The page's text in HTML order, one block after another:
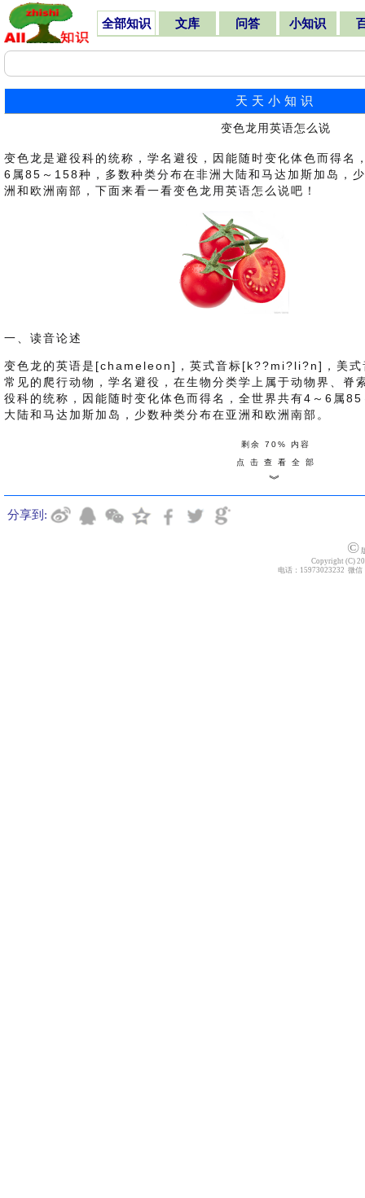
全部知识 文库 问答 小知识
天天小知识
变色龙用英语怎么说
变色龙是避役科的统称，学名避役，因能随时变化体色而得名
6属85～158种，多数种类分布在非洲大陆和马达加斯加岛，
洲和欧洲南部，下面来看一看变色龙用英语怎么说吧！
一、读音论述
变色龙的英语是[chameleon]，英式音标[k??mi?li?n]，美
常见的爬行动物，学名避役，在生物分类学上属于动物界、脊
役科的统称，因能随时变化体色而得名，全世界共有4～6属
大陆和马达加斯加岛，少数种类分布在亚洲和欧洲南部。
剩余 70% 内容
点 击 查 看 全 部
︾
分享到:
©
Copyright (C)
电话：15973023232 微